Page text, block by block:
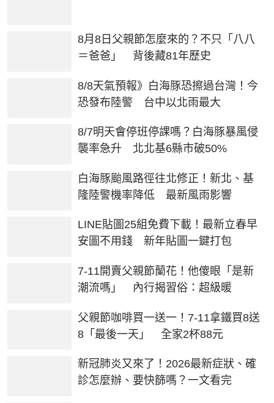
8月8日父親節怎麼來的？不只「八八
＝爸爸」 背後藏81年歷史
8/8天氣預報》白海豚恐擦過台灣！今
恐發布陸警 台中以北雨最大
8/7明天會停班停課嗎？白海豚暴風侵
襲率急升 北北基6縣市破50%
白海豚颱風路徑往北修正！新北、基
隆陸警機率降低 最新風雨影響
LINE貼圖25組免費下載！最新立春早
安圖不用錢 新年貼圖一鍵打包
7-11開賣父親節蘭花！他傻眼「是新
潮流嗎」 內行揭習俗：超級暖
父親節咖啡買一送一！7-11拿鐵買8送
8「最後一天」 全家2杯88元
新冠肺炎又來了！2026最新症狀、確
診怎麼辦、要快篩嗎？一文看完